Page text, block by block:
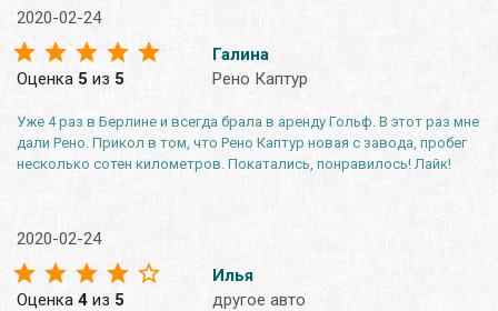
2020-02-24
Оценка 5 из 5
Галина
Рено Каптур
Уже 4 раз в Берлине и всегда брала в аренду Гольф. В этот раз мне
дали Рено. Прикол в том, что Рено Каптур новая с завода, пробег
несколько сотен километров. Покатались, понравилось! Лайк!
2020-02-24
Оценка 4 из 5
Илья
другое авто